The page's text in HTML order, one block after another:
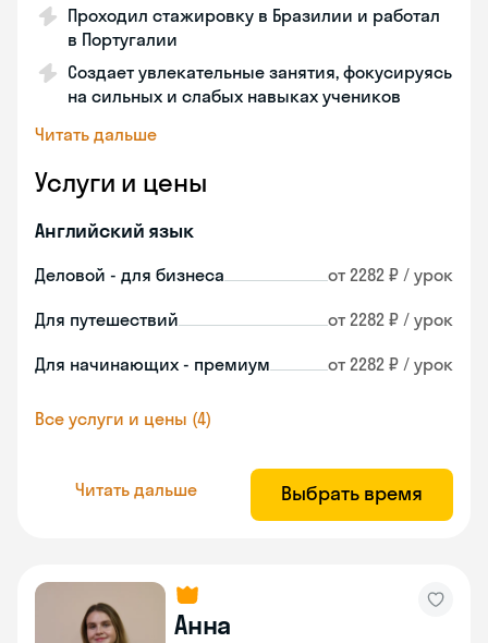
Проходил стажировку в Бразилии и работал
в Португалии
Создает увлекательные занятия, фокусируясь
на сильных и слабых навыках учеников
Читать дальше
Услуги и цены
Английский язык
Деловой - для бизнеса от 2282 ₽ / урок
Для путешествий от 2282 ₽ / урок
Для начинающих - премиум от 2282 ₽ / урок
Все услуги и цены (4)
Читать дальше Выбрать время
Анна